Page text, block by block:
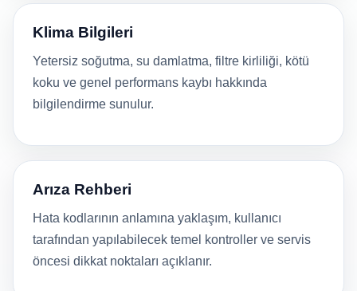
Klima Bilgileri
Yetersiz soğutma, su damlatma, filtre kirliliği, kötü
koku ve genel performans kaybı hakkında
bilgilendirme sunulur.
Arıza Rehberi
Hata kodlarının anlamına yaklaşım, kullanıcı
tarafından yapılabilecek temel kontroller ve servis
öncesi dikkat noktaları açıklanır.